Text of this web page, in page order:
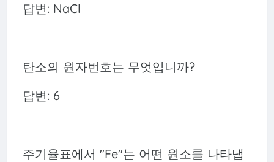
답변: NaCl
탄소의 원자번호는 무엇입니까?
답변: 6
주기율표에서 "Fe"는 어떤 원소를 나타냅